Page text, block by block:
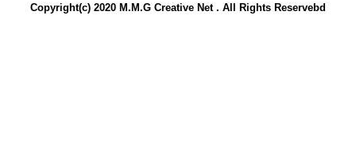
Copyright(c) 2020 M.M.G Creative Net . All Rights Reservebd